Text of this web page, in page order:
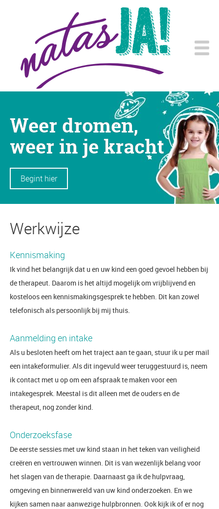
Weer dromen,
weer in je kracht
Begint hier
Werkwijze
Kennismaking
Ik vind het belangrijk dat u en uw kind een goed gevoel hebben bij
de therapeut. Daarom is het altijd mogelijk om vrijblijvend en
kosteloos een kennismakingsgesprek te hebben. Dit kan zowel
telefonisch als persoonlijk bij mij thuis.
Aanmelding en intake
Als u besloten heeft om het traject aan te gaan, stuur ik u per mail
een intakeformulier. Als dit ingevuld weer teruggestuurd is, neem
ik contact met u op om een afspraak te maken voor een
intakegesprek. Meestal is dit alleen met de ouders en de
therapeut, nog zonder kind.
Onderzoeksfase
De eerste sessies met uw kind staan in het teken van veiligheid
creëren en vertrouwen winnen. Dit is van wezenlijk belang voor
het slagen van de therapie. Daarnaast ga ik de hulpvraag,
omgeving en binnenwereld van uw kind onderzoeken. En we
kijken samen naar aanwezige hulpbronnen. Ook kijk ik of er nog